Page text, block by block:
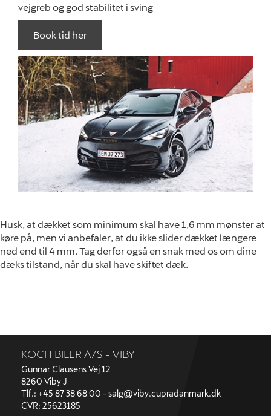
vejgreb og god stabilitet i sving
Book tid her
Husk, at dækket som minimum skal have 1,6 mm mønster at
køre på, men vi anbefaler, at du ikke slider dækket længere
ned end til 4 mm. Tag derfor også en snak med os om dine
dæks tilstand, når du skal have skiftet dæk.
KOCH BILER A/S - VIBY
Gunnar Clausens Vej 12
8260 Viby J
Tlf.: +45 87 38 68 00 -salg@viby.cupradanmark.dk
CVR: 25623185